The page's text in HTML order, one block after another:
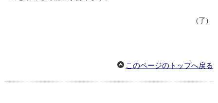
(了)
このページのトップへ戻る